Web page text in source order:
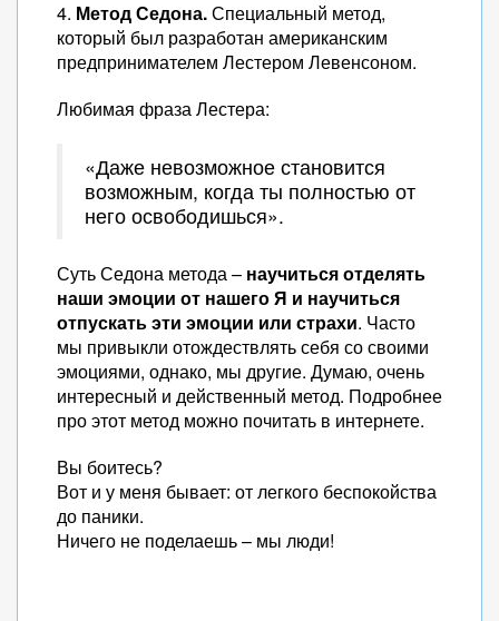
4. Метод Седона.Специальный метод,
который был разработан американским
предпринимателем Лестером Левенсоном.
Любимая фраза Лестера:
«Даже невозможное становится
возможным, когда ты полностью от
него освободишься».
Суть Седона метода – научиться отделять
наши эмоции от нашего Я и научиться
отпускать эти эмоции или страхи. Часто
мы привыкли отождествлять себя со своими
эмоциями, однако, мы другие. Думаю, очень
интересный и действенный метод. Подробнее
про этот метод можно почитать в интернете.
Вы боитесь?
Вот и у меня бывает: от легкого беспокойства
до паники.
Ничего не поделаешь – мы люди!